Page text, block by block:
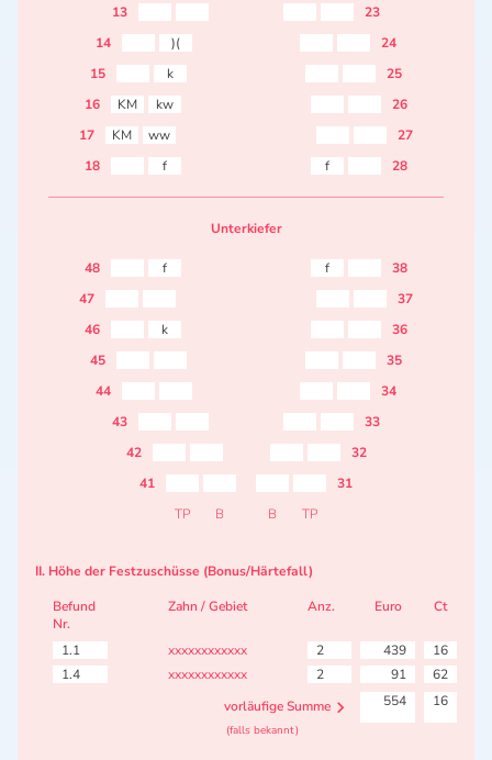
13
23
14
)(
24
15
k
25
16
KM kw
26
17
KM ww
27
18
f f 28
Unterkiefer
48 f f
38
47
37
46
k
36
45
35
44
34
43
33
42
32
41
31
TP
B B TP
II. Höhe der Festzuschüsse (Bonus/Härtefall)
Befund
Nr.
Zahn / Gebiet Anz. Euro Ct
1.1 xxxxxxxxxxxx 2 439
16
1.4
xxxxxxxxxxxx 2 91
62
vorläufige Summe
554 16
(falls bekannt)